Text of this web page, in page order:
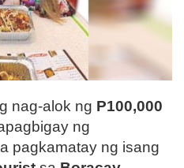
nag-alok ng P100,000
ng
pagkamatay ng isang